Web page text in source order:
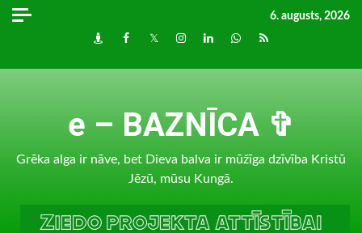
Skip
6. augusts, 2026
DraugiemFacebook
TwitterInstagram
LinkedInwhatsapp
RSS
e – BAZNĪCA ✞
Grēka alga ir nāve, bet Dieva balva ir mūžīga dzīvība Kristū
Jēzū, mūsu Kungā.